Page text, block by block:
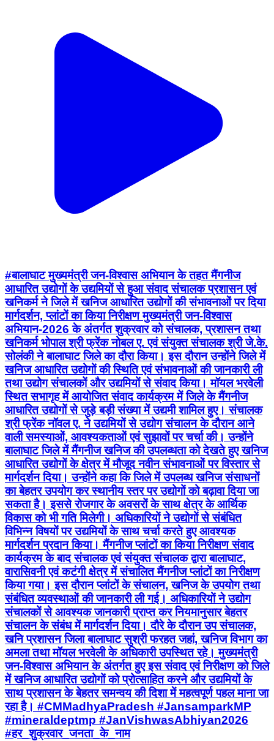
#बालाघाट मुख्यमंत्री जन-विश्वास अभियान के तहत मैंगनीज
आधारित उद्योगों के उद्यमियों से हुआ संवाद संचालक प्रशासन एवं
खनिकर्म ने जिले में खनिज आधारित उद्योगों की संभावनाओं पर दिया
मार्गदर्शन, प्लांटों का किया निरीक्षण मुख्यमंत्री जन-विश्वास
अभियान-2026 के अंतर्गत शुक्रवार को संचालक, प्रशासन तथा
खनिकर्म भोपाल श्री फ्रेंक नोबल ए. एवं संयुक्त संचालक श्री जे.के.
सोलंकी ने बालाघाट जिले का दौरा किया। इस दौरान उन्होंने जिले में
खनिज आधारित उद्योगों की स्थिति एवं संभावनाओं की जानकारी ली
तथा उद्योग संचालकों और उद्यमियों से संवाद किया। मॉयल भरवेली
स्थित सभागृह में आयोजित संवाद कार्यक्रम में जिले के मैंगनीज
आधारित उद्योगों से जुड़े बड़ी संख्या में उद्यमी शामिल हुए। संचालक
श्री फ्रेंक नॉवल ए. ने उद्यमियों से उद्योग संचालन के दौरान आने
वाली समस्याओं, आवश्यकताओं एवं सुझावों पर चर्चा की। उन्होंने
बालाघाट जिले में मैंगनीज खनिज की उपलब्धता को देखते हुए खनिज
आधारित उद्योगों के क्षेत्र में मौजूद नवीन संभावनाओं पर विस्तार से
मार्गदर्शन दिया। उन्होंने कहा कि जिले में उपलब्ध खनिज संसाधनों
का बेहतर उपयोग कर स्थानीय स्तर पर उद्योगों को बढ़ावा दिया जा
सकता है। इससे रोजगार के अवसरों के साथ क्षेत्र के आर्थिक
विकास को भी गति मिलेगी। अधिकारियों ने उद्योगों से संबंधित
विभिन्न विषयों पर उद्यमियों के साथ चर्चा करते हुए आवश्यक
मार्गदर्शन प्रदान किया। मैंगनीज प्लांटों का किया निरीक्षण संवाद
कार्यक्रम के बाद संचालक एवं संयुक्त संचालक द्वारा बालाघाट,
वारासिवनी एवं कटंगी क्षेत्र में संचालित मैंगनीज प्लांटों का निरीक्षण
किया गया। इस दौरान प्लांटों के संचालन, खनिज के उपयोग तथा
संबंधित व्यवस्थाओं की जानकारी ली गई। अधिकारियों ने उद्योग
संचालकों से आवश्यक जानकारी प्राप्त कर नियमानुसार बेहतर
संचालन के संबंध में मार्गदर्शन दिया। दौरे के दौरान उप संचालक,
खनि प्रशासन जिला बालाघाट सुश्री फरहत जहां, खनिज विभाग का
अमला तथा मॉयल भरवेली के अधिकारी उपस्थित रहे। मुख्यमंत्री
जन-विश्वास अभियान के अंतर्गत हुए इस संवाद एवं निरीक्षण को जिले
में खनिज आधारित उद्योगों को प्रोत्साहित करने और उद्यमियों के
साथ प्रशासन के बेहतर समन्वय की दिशा में महत्वपूर्ण पहल माना जा
रहा है। #CMMadhyaPradesh #JansamparkMP
#mineraldeptmp #JanVishwasAbhiyan2026
#हर_शुक्रवार_जनता_के_नाम